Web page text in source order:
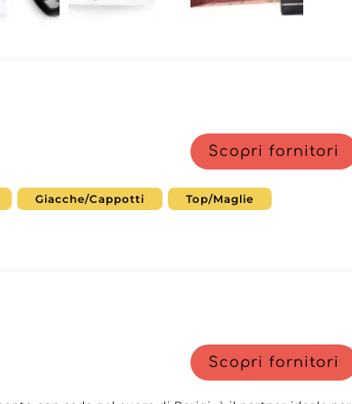
il tuo inventario con articoli che uniscono
Scopri fornitori
Giacche/Cappotti Top/Maglie
Scopri fornitori